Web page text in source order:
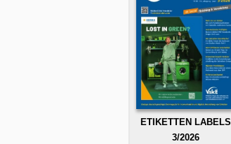
ETIKETTEN LABELS
3/2026